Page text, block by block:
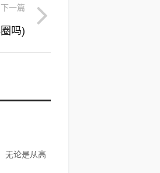
下一篇
吗)
无论是从高